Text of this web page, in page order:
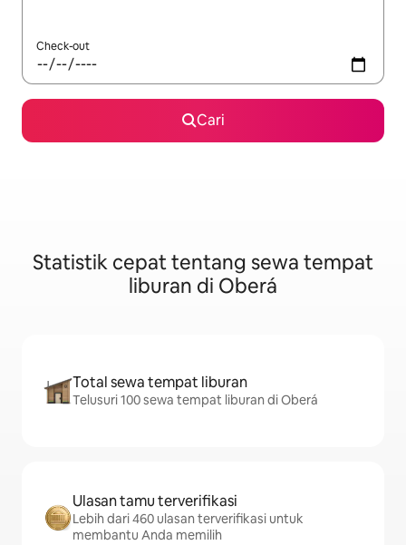
Check-out
Cari
Statistik cepat tentang sewa tempat
liburan di Oberá
Total sewa tempat liburan
Telusuri 100 sewa tempat liburan di Oberá
Ulasan tamu terverifikasi
Lebih dari 460 ulasan terverifikasi untuk
membantu Anda memilih